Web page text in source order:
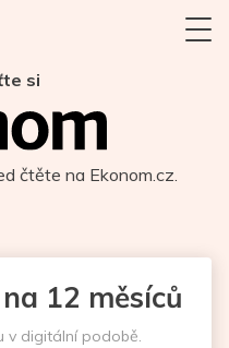
si
čtěte na Ekonom.cz.
12 měsíců
v digitální podobě.